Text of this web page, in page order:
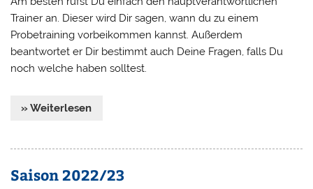
Trainer an. Dieser wird Dir sagen, wann du zu einem
Probetraining vorbeikommen kannst. Außerdem
beantwortet er Dir bestimmt auch Deine Fragen, falls Du
noch welche haben solltest.
» Weiterlesen
Saison 2022/23